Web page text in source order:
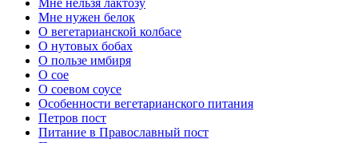
Мне нужен белок
О вегетарианской колбасе
О нутовых бобах
О пользе имбиря
О сое
О соевом соусе
Особенности вегетарианского питания
Петров пост
Питание в Православный пост